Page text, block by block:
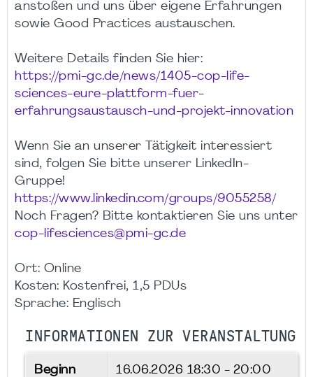
anstoßen und uns über eigene Erfahrungen
sowie Good Practices austauschen.
Weitere Details finden Sie hier:
https://pmi-gc.de/news/1405-cop-life-
sciences-eure-plattform-fuer-
erfahrungsaustausch-und-projekt-innovation
Wenn Sie an unserer Tätigkeit interessiert
sind, folgen Sie bitte unserer LinkedIn-
Gruppe!
https://www.linkedin.com/groups/9055258/
Noch Fragen? Bitte kontaktieren Sie uns unter
cop-lifesciences@pmi-gc.de
Ort: Online
Kosten: Kostenfrei, 1,5 PDUs
Sprache: Englisch
INFORMATIONEN ZUR VERANSTALTUNG
Beginn
16.06.2026 18:30 - 20:00